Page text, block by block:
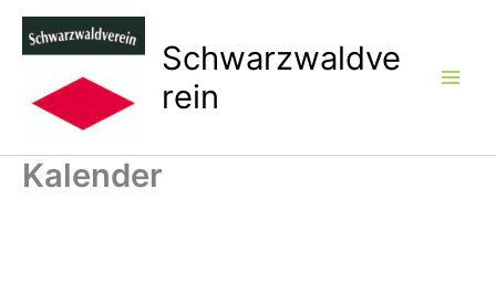
Zum
Inhalt
Schwarzwaldve
rein
Kalender